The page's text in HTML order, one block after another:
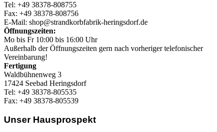
Tel: +49 38378-808755
Fax: +49 38378-808756
E-Mail: shop@strandkorbfabrik-heringsdorf.de
Öffnungszeiten:
Mo bis Fr 10:00 bis 16:00 Uhr
Außerhalb der Öffnungszeiten gern nach vorheriger telefonischer
Vereinbarung!
Fertigung
Waldbühnenweg 3
17424 Seebad Heringsdorf
Tel: +49 38378-805535
Fax: +49 38378-805539
Unser Hausprospekt